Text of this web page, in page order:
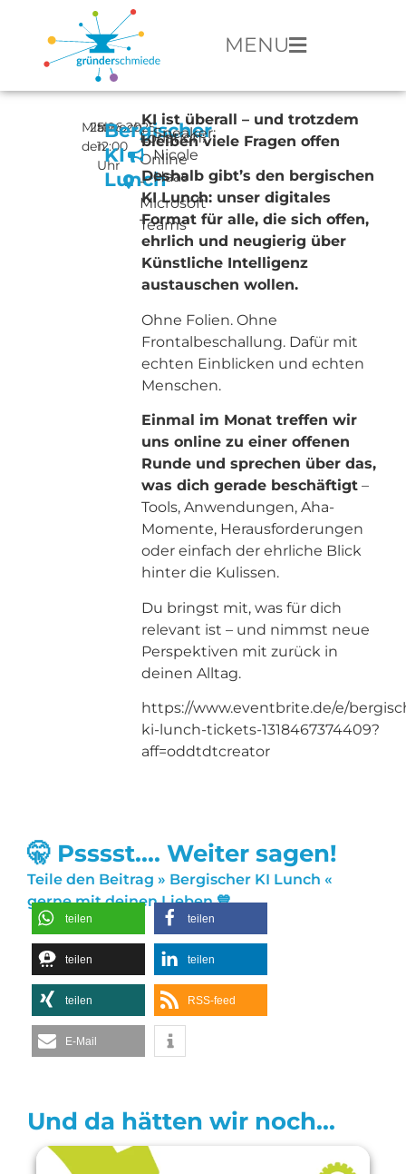
MENU
Mittwoch,
den
25.06.2025
ab
12:00
Uhr
Bergischer
KI
Lunch
Location:
Online
-
Microsoft
Teams
Speaker:
Nicole
Haas
KI ist überall – und trotzdem
bleiben viele Fragen offen
Deshalb gibt’s den bergischen
KI Lunch: unser digitales
Format für alle, die sich offen,
ehrlich und neugierig über
Künstliche Intelligenz
austauschen wollen.
Ohne Folien. Ohne
Frontalbeschallung. Dafür mit
echten Einblicken und echten
Menschen.
Einmal im Monat treffen wir
uns online zu einer offenen
Runde und sprechen über das,
was dich gerade beschäftigt –
Tools, Anwendungen, Aha-
Momente, Herausforderungen
oder einfach der ehrliche Blick
hinter die Kulissen.
Du bringst mit, was für dich
relevant ist – und nimmst neue
Perspektiven mit zurück in
deinen Alltag.
https://www.eventbrite.de/e/
ki-lunch-tickets-1318467374409?
aff=oddtdtcreator
🤫 Psssst.... Weiter sagen!
Teile den Beitrag » Bergischer KI Lunch «
gerne mit deinen Lieben 💙
teilen teilen
teilen teilen
teilen RSS-feed
E-Mail
Und da hätten wir noch...